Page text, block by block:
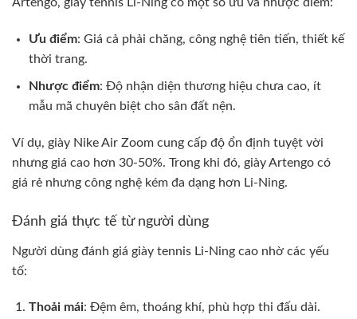
Ưu điểm: Giá cả phải chăng, công nghệ tiên tiến, thiết kế
thời trang.
Nhược điểm: Độ nhận diện thương hiệu chưa cao, ít
mẫu mã chuyên biệt cho sân đất nện.
Ví dụ, giày Nike Air Zoom cung cấp độ ổn định tuyệt vời
nhưng giá cao hơn 30-50%. Trong khi đó, giày Artengo có
giá rẻ nhưng công nghệ kém đa dạng hơn Li-Ning.
Đánh giá thực tế từ người dùng
Người dùng đánh giá giày tennis Li-Ning cao nhờ các yếu
tố:
Thoải mái: Đệm êm, thoáng khí, phù hợp thi đấu dài.